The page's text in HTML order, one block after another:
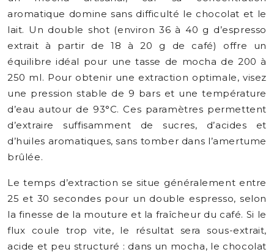
aromatique domine sans difficulté le chocolat et le
lait. Un double shot (environ 36 à 40 g d’espresso
extrait à partir de 18 à 20 g de café) offre un
équilibre idéal pour une tasse de mocha de 200 à
250 ml. Pour obtenir une extraction optimale, visez
une pression stable de 9 bars et une température
d’eau autour de 93°C. Ces paramètres permettent
d’extraire suffisamment de sucres, d’acides et
d’huiles aromatiques, sans tomber dans l’amertume
brûlée.
Le temps d’extraction se situe généralement entre
25 et 30 secondes pour un double espresso, selon
la finesse de la mouture et la fraîcheur du café. Si le
flux coule trop vite, le résultat sera sous-extrait,
acide et peu structuré : dans un mocha, le chocolat